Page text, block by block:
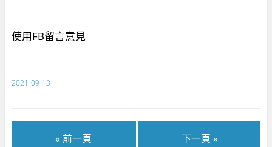
使用FB留言意見
2021-09-13
« 前一頁 下一頁 »